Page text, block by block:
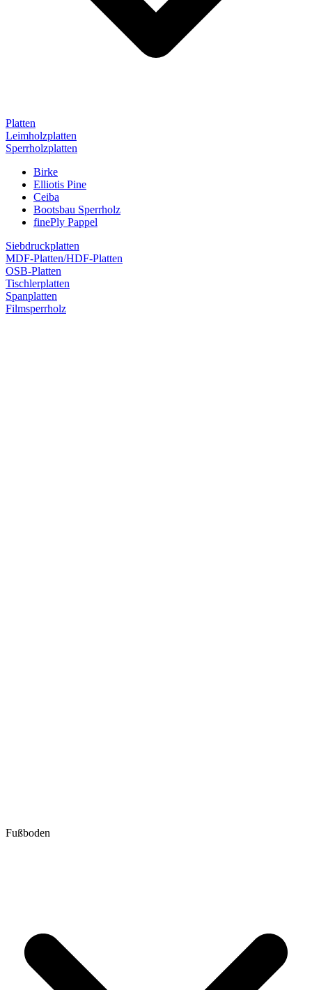
Platten
Leimholzplatten
Sperrholzplatten
Birke
Elliotis Pine
Ceiba
Bootsbau Sperrholz
finePly Pappel
Siebdruckplatten
MDF-Platten/HDF-Platten
OSB-Platten
Tischlerplatten
Spanplatten
Filmsperrholz
Fußboden